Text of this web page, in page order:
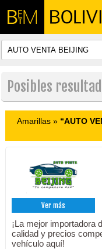
Posibles
Amarillas » “AUTO
Ver más
¡La mejor importadora
calidad y precios
vehículo aquí!